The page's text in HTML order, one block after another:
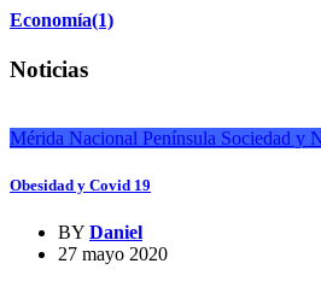
Economía(1)
Noticias
Mérida Nacional Península Sociedad y
Obesidad y Covid 19
BY Daniel
27 mayo 2020